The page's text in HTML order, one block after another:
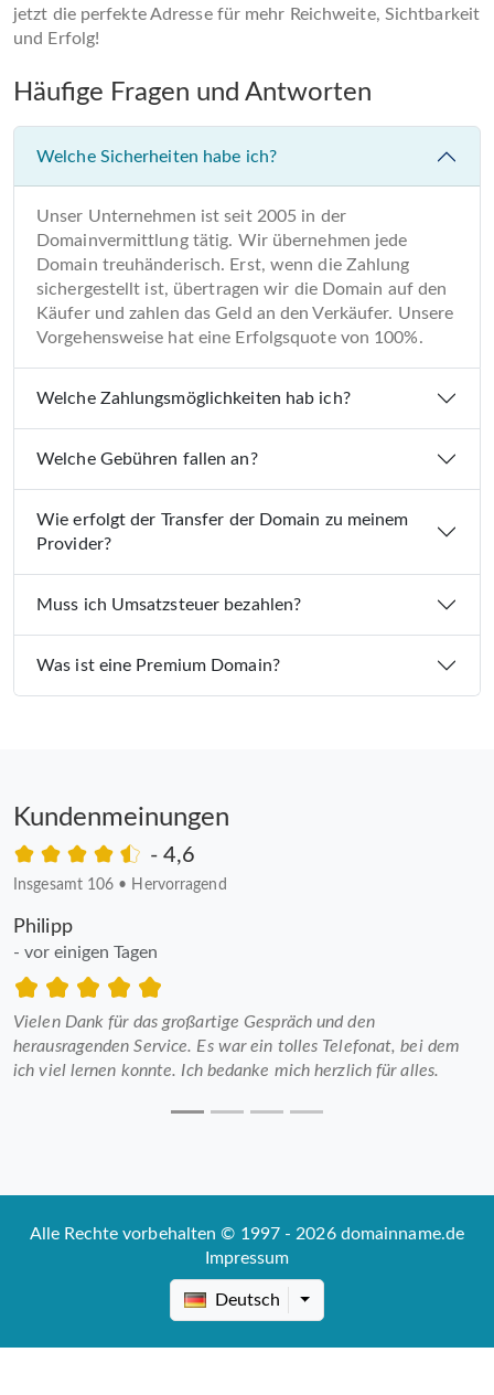
jetzt die perfekte Adresse für mehr Reichweite, Sichtbarkeit
und Erfolg!
Häufige Fragen und Antworten
Welche Sicherheiten habe ich?
Unser Unternehmen ist seit 2005 in der
Domainvermittlung tätig. Wir übernehmen jede
Domain treuhänderisch. Erst, wenn die Zahlung
sichergestellt ist, übertragen wir die Domain auf den
Käufer und zahlen das Geld an den Verkäufer. Unsere
Vorgehensweise hat eine Erfolgsquote von 100%.
Welche Zahlungsmöglichkeiten hab ich?
Welche Gebühren fallen an?
Wie erfolgt der Transfer der Domain zu meinem
Provider?
Muss ich Umsatzsteuer bezahlen?
Was ist eine Premium Domain?
Kundenmeinungen
- 4,6
Insgesamt 106 • Hervorragend
Philipp
- vor einigen Tagen
Vielen Dank für das großartige Gespräch und den
herausragenden Service. Es war ein tolles Telefonat, bei dem
ich viel lernen konnte. Ich bedanke mich herzlich für alles.
Alle Rechte vorbehalten © 1997 - 2026 domainname.de
Impressum
Deutsch